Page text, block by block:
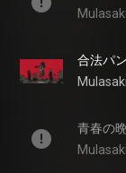
合法パ
青春の